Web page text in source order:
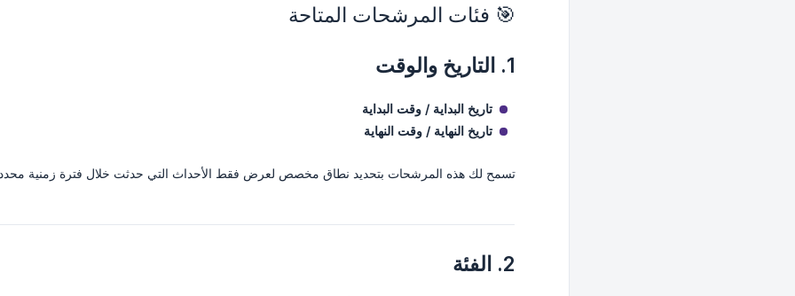
🎯 فئات المرشحات المتاحة
1. التاريخ والوقت
تاريخ البداية / وقت البداية
تاريخ النهاية / وقت النهاية
تسمح لك هذه المرشحات بتحديد نطاق مخصص لعرض فقط الأحداث التي حدثت خلال فترة زمنية
2. الفئة